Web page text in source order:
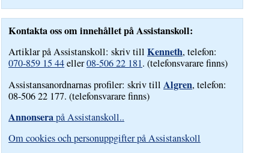
Kontakta oss om innehållet på Assistanskoll:
Artiklar på Assistanskoll: skriv tillKenneth, telefon:
070-859 15 44eller08-506 22 181. (telefonsvarare finns)
Assistansanordnarnas profiler: skriv tillAlgren, telefon:
08-506 22 177. (telefonsvarare finns)
Annonserapå Assistanskoll..
Om cookies och personuppgifter på Assistanskoll